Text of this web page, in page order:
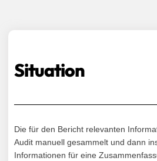
Situation
Die für den Bericht relevanten
Audit manuell gesammelt und dann
Informationen für eine